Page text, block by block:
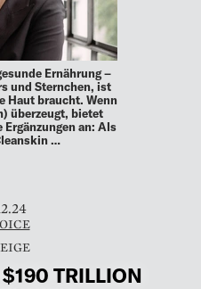
Ernährung –
und Sternchen, ist
Haut braucht. Wenn
überzeugt, bietet
an: Als
…
TRILLION